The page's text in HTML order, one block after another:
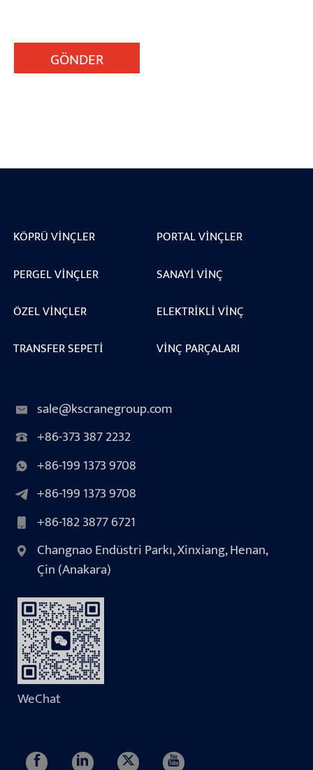
GÖNDER
KÖPRÜ VINÇLER
PORTAL VINÇLER
PERGEL VINÇLER
SANAYI VINÇ
ÖZEL VINÇLER
ELEKTRIKLI VINÇ
TRANSFER SEPETI
VINÇ PARÇALARI
sale@kscranegroup.com
+86-373 387 2232
+86-199 1373 9708
+86-199 1373 9708
+86-182 3877 6721
Changnao Endüstri Parkı, Xinxiang, Henan,
Çin (Anakara)
WeChat